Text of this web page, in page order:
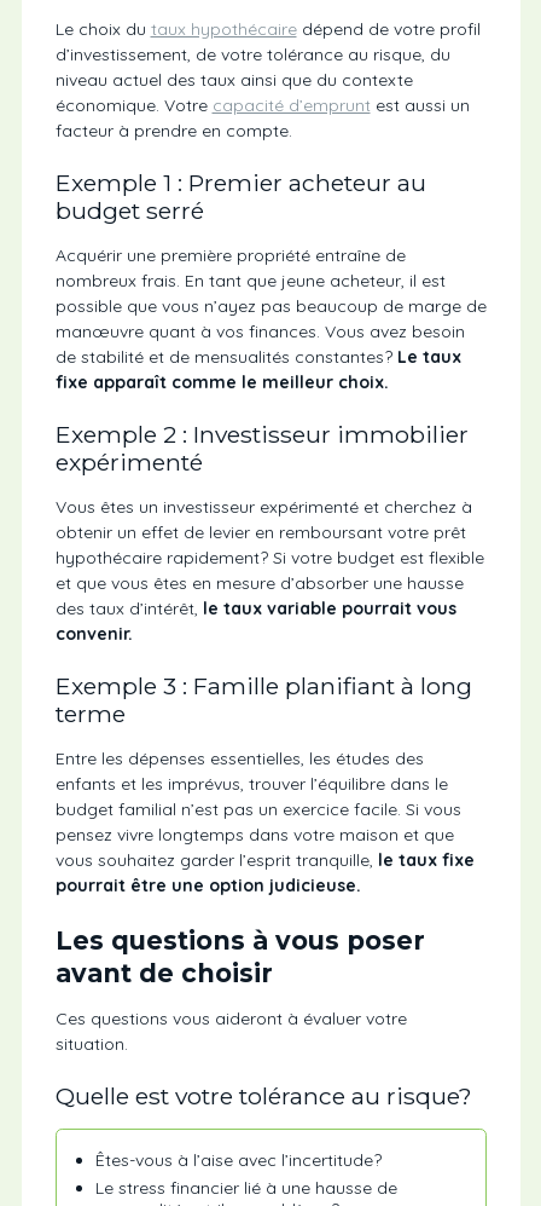
Le choix du taux hypothécairedépend de votre profil
d’investissement, de votre tolérance au risque, du
niveau actuel des taux ainsi que du contexte
économique. Votre capacité d’emprunt est aussi un
facteur à prendre en compte.
Exemple 1 : Premier acheteur au
budget serré
Acquérir une première propriété entraîne de
nombreux frais. En tant que jeune acheteur, il est
possible que vous n’ayez pas beaucoup de marge de
manœuvre quant à vos finances. Vous avez besoin
de stabilité et de mensualités constantes? Le taux
fixe apparaît comme le meilleur choix.
Exemple 2 : Investisseur immobilier
expérimenté
Vous êtes un investisseur expérimenté et cherchez à
obtenir un effet de levier en remboursant votre prêt
hypothécaire rapidement? Si votre budget est flexible
et que vous êtes en mesure d’absorber une hausse
des taux d’intérêt, le taux variable pourrait vous
convenir.
Exemple 3 : Famille planifiant à long
terme
Entre les dépenses essentielles, les études des
enfants et les imprévus, trouver l’équilibre dans le
budget familial n’est pas un exercice facile. Si vous
pensez vivre longtemps dans votre maison et que
vous souhaitez garder l’esprit tranquille, le taux fixe
pourrait être une option judicieuse.
Les questions à vous poser
avant de choisir
Ces questions vous aideront à évaluer votre
situation.
Quelle est votre tolérance au risque?
Êtes-vous à l’aise avec l’incertitude?
Le stress financier lié à une hausse de